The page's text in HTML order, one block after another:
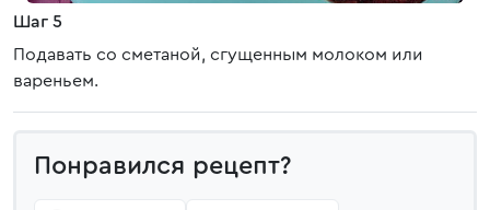
Шаг 5
Подавать со сметаной, сгущенным молоком или
вареньем.
Понравился рецепт?